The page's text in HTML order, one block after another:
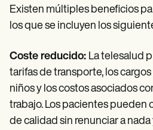
Existen múltiples beneficios
los que se incluyen los
Coste reducido: La telesalud
tarifas de transporte, los
niños y los costos asociados
trabajo. Los pacientes pueden
de calidad sin renunciar a